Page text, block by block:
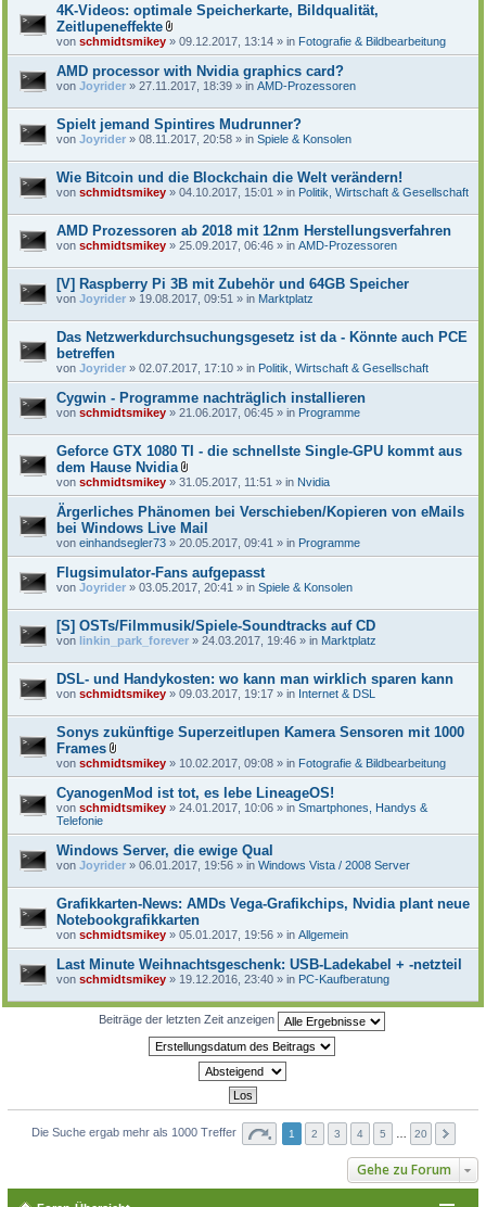
4K-Videos: optimale Speicherkarte, Bildqualität,
Zeitlupeneffekte
D
t
e
i
n
h
a
von schmidtsmikey » 09.12.2017, 13:14 » in Fotografie & Bildbearbeitung
AMD processor with Nvidia graphics card?
von Joyrider » 27.11.2017, 18:39 » in AMD-Prozessoren
Spielt jemand Spintires Mudrunner?
von Joyrider » 08.11.2017, 20:58 » in Spiele & Konsolen
Wie Bitcoin und die Blockchain die Welt verändern!
von schmidtsmikey » 04.10.2017, 15:01 » in Politik, Wirtschaft & Gesellschaft
AMD Prozessoren ab 2018 mit 12nm Herstellungsverfahren
von schmidtsmikey » 25.09.2017, 06:46 » in AMD-Prozessoren
[V] Raspberry Pi 3B mit Zubehör und 64GB Speicher
von Joyrider » 19.08.2017, 09:51 » in Marktplatz
Das Netzwerkdurchsuchungsgesetz ist da - Könnte auch PCE
betreffen
von Joyrider » 02.07.2017, 17:10 » in Politik, Wirtschaft & Gesellschaft
Cygwin - Programme nachträglich installieren
von schmidtsmikey » 21.06.2017, 06:45 » in Programme
Geforce GTX 1080 TI - die schnellste Single-GPU kommt aus
dem Hause Nvidia
D
e
i
a
n
h
a
n
g
von schmidtsmikey » 31.05.2017, 11:51 » in Nvidia
Ärgerliches Phänomen bei Verschieben/Kopieren von eMails
bei Windows Live Mail
von einhandsegler73 » 20.05.2017, 09:41 » in Programme
Flugsimulator-Fans aufgepasst
von Joyrider » 03.05.2017, 20:41 » in Spiele & Konsolen
[S] OSTs/Filmmusik/Spiele-Soundtracks auf CD
von linkin_park_forever » 24.03.2017, 19:46 » in Marktplatz
DSL- und Handykosten: wo kann man wirklich sparen kann
von schmidtsmikey » 09.03.2017, 19:17 » in Internet & DSL
Sonys zukünftige Superzeitlupen Kamera Sensoren mit 1000
Frames
D
e
i
n
h
a
g
von schmidtsmikey » 10.02.2017, 09:08 » in Fotografie & Bildbearbeitung
CyanogenMod ist tot, es lebe LineageOS!
von schmidtsmikey » 24.01.2017, 10:06 » in Smartphones, Handys &
Telefonie
Windows Server, die ewige Qual
von Joyrider » 06.01.2017, 19:56 » in Windows Vista / 2008 Server
Grafikkarten-News: AMDs Vega-Grafikchips, Nvidia plant neue
Notebookgrafikkarten
von schmidtsmikey » 05.01.2017, 19:56 » in Allgemein
Last Minute Weihnachtsgeschenk: USB-Ladekabel + -netzteil
von schmidtsmikey » 19.12.2016, 23:40 » in PC-Kaufberatung
Beiträge der letzten Zeit anzeigen
Die Suche ergab mehr als 1000 Treffer 1 2 3 4 5 20
Gehe zu Forum